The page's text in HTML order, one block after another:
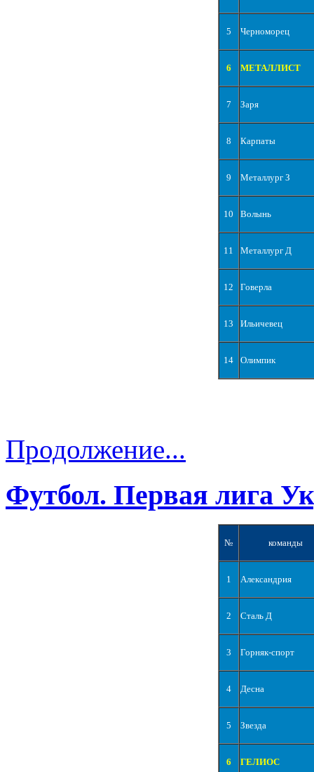
5 Черноморец
6 МЕТАЛЛИСТ
7 Заря
8 Карпаты
9 Металлург З
10 Волынь
11 Металлург Д
12 Говерла
13 Ильичевец
14 Олимпик
Продолжение...
Футбол. Первая лига
№ команды
1 Александрия
2 Сталь Д
3 Горняк-спорт
4 Десна
5 Звезда
6 ГЕЛИОС